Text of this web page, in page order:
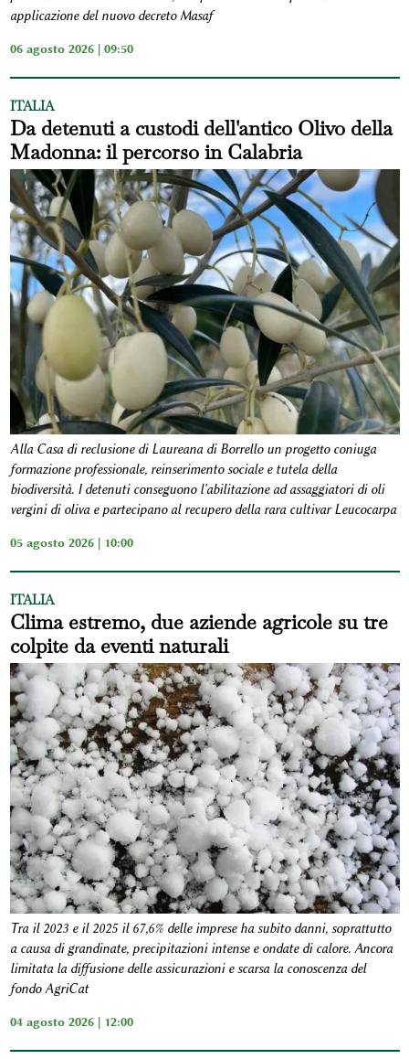
applicazione del nuovo decreto Masaf
06 agosto 2026 | 09:50
ITALIA
Da detenuti a custodi dell'antico Olivo della
Madonna: il percorso in Calabria
Alla Casa di reclusione di Laureana di Borrello un progetto coniuga
formazione professionale, reinserimento sociale e tutela della
biodiversità. I detenuti conseguono l'abilitazione ad assaggiatori di oli
vergini di oliva e partecipano al recupero della rara cultivar Leucocarpa
05 agosto 2026 | 10:00
ITALIA
Clima estremo, due aziende agricole su tre
colpite da eventi naturali
Tra il 2023 e il 2025 il 67,6% delle imprese ha subito danni, soprattutto
a causa di grandinate, precipitazioni intense e ondate di calore. Ancora
limitata la diffusione delle assicurazioni e scarsa la conoscenza del
fondo AgriCat
04 agosto 2026 | 12:00